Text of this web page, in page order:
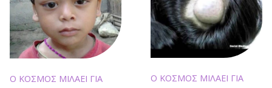
Ο ΚΟΣΜΟΣ ΜΙΛΑΕΙ ΓΙΑ Ο ΚΟΣΜΟΣ ΜΙΛΑΕΙ ΓΙΑ